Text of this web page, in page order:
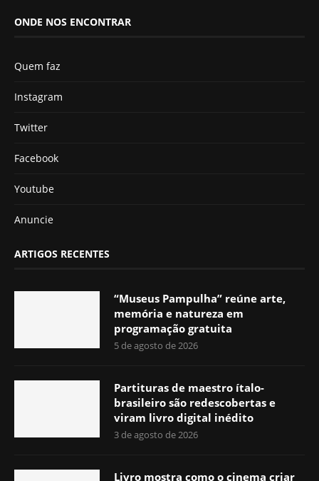
ONDE NOS ENCONTRAR
Quem faz
Instagram
Twitter
Facebook
Youtube
Anuncie
ARTIGOS RECENTES
“Museus Pampulha” reúne arte,
memória e natureza em
programação gratuita
5 de agosto de 2026
Partituras de maestro ítalo-
brasileiro são redescobertas e
viram livro digital inédito
3 de agosto de 2026
Livro mostra como o cinema criar